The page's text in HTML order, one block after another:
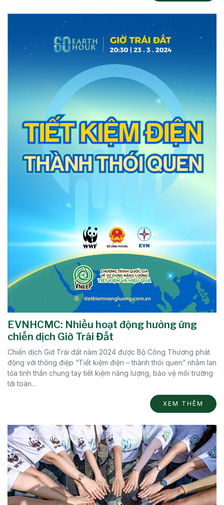
EVNHCMC: Nhiều hoạt động hưởng ứng
chiến dịch Giờ Trái Đất
Chiến dịch Giờ Trái đất năm 2024 được Bộ Công Thương phát
động với thông điệp “Tiết kiệm điện – thành thói quen” nhằm lan
tỏa tinh thần chung tay tiết kiệm năng lượng, bảo vệ môi trường
tới toàn...
XEM THÊM